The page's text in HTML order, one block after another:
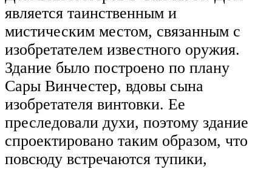
является таинственным и
мистическим местом, связанным с
изобретателем известного оружия.
Здание было построено по плану
Сары Винчестер, вдовы сына
изобретателя винтовки. Ее
преследовали духи, поэтому здание
спроектировано таким образом, что
повсюду встречаются тупики,